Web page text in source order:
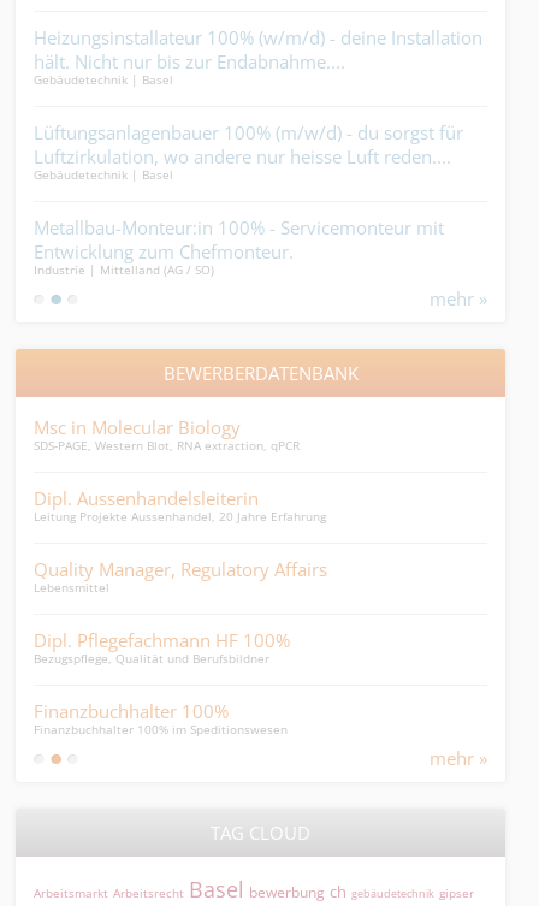
Heizungsinstallateur 100% (w/m/d) - deine Installation
hält. Nicht nur bis zur Endabnahme....
Gebäudetechnik | Basel
Lüftungsanlagenbauer 100% (m/w/d) - du sorgst für
Luftzirkulation, wo andere nur heisse Luft reden....
Gebäudetechnik | Basel
Metallbau-Monteur:in 100% - Servicemonteur mit
Entwicklung zum Chefmonteur.
Industrie | Mittelland (AG / SO)
mehr »
BEWERBERDATENBANK
Msc in Molecular Biology
SDS-PAGE, Western Blot, RNA extraction, qPCR
Dipl. Aussenhandelsleiterin
Leitung Projekte Aussenhandel, 20 Jahre Erfahrung
Quality Manager, Regulatory Affairs
Lebensmittel
Dipl. Pflegefachmann HF 100%
Bezugspflege, Qualität und Berufsbildner
Finanzbuchhalter 100%
Finanzbuchhalter 100% im Speditionswesen
mehr »
TAG CLOUD
Arbeitsmarkt Arbeitsrecht Basel bewerbung ch gebäudetechnik gipser